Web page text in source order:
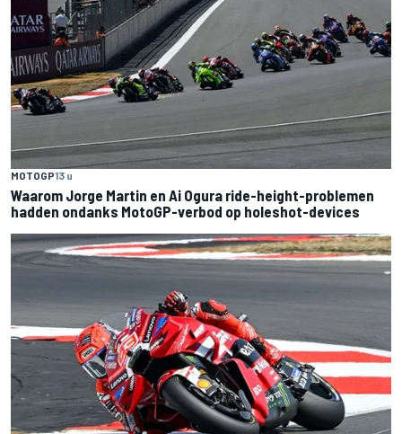
MOTOGP13 u
Waarom Jorge Martin en Ai Ogura ride-height-problemen
hadden ondanks MotoGP-verbod op holeshot-devices